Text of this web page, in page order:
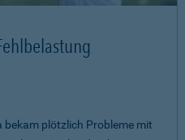
bekam plötzlich Probleme mit